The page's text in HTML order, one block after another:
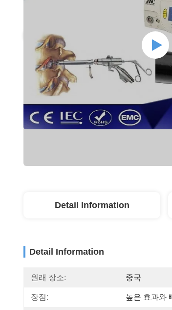
Detail Information
Detail Information
원래 장소: 중국
장점: 높은 효과와